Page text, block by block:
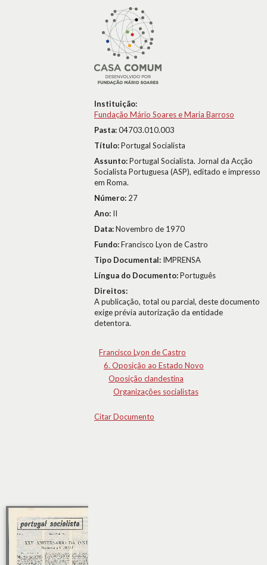
Instituição:
Fundação Mário Soares e Maria Barroso
Pasta:04703.010.003
Título:Portugal Socialista
Assunto:Portugal Socialista. Jornal da Acção
Socialista Portuguesa (ASP), editado e impresso
em Roma.
Número: 27
Ano: II
Data:Novembro de 1970
Fundo:Francisco Lyon de Castro
Tipo Documental: IMPRENSA
Língua do Documento:Português
Direitos:
A publicação, total ou parcial, deste documento
exige prévia autorização da entidade
detentora.
Francisco Lyon de Castro
6. Oposição ao Estado Novo
Oposição clandestina
Organizações socialistas
Citar Documento